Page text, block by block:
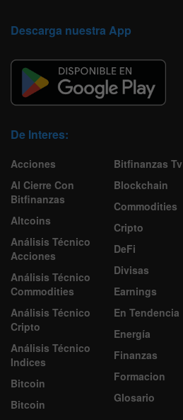
Descarga nuestra App
De Interes:
Acciones
Al Cierre Con
Bitfinanzas
Altcoins
Análisis Técnico
Acciones
Análisis Técnico
Commodities
Análisis Técnico
Cripto
Análisis Técnico
Indices
Bitcoin
Bitcoin
Bitfinanzas Tv
Blockchain
Commodities
Cripto
DeFi
Divisas
Earnings
En Tendencia
Energía
Finanzas
Formacion
Glosario